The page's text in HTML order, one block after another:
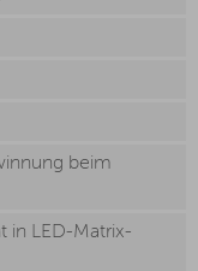
beim
in LED-Matrix-